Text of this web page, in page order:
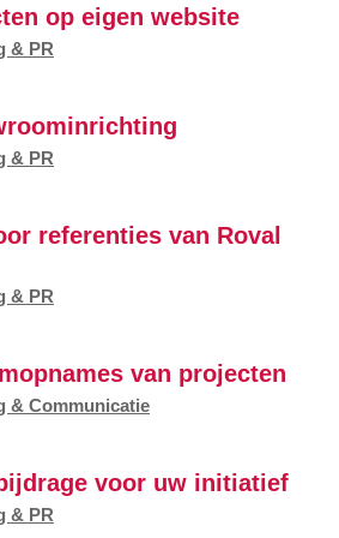
op eigen website
& PR
& PR
referenties van Roval
& PR
van projecten
& Communicatie
voor uw initiatief
& PR